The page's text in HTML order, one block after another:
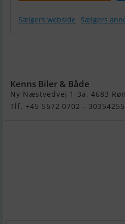
Sælgers webside Sælgers
Kenns Biler & Både
Ny Næstvedvej 1-3a, 4683
Tlf. +45 5672 0702 - 30354255